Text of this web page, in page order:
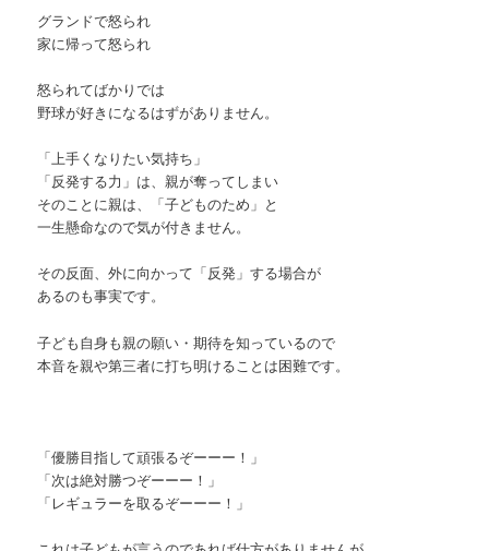
グランドで怒られ
家に帰って怒られ
怒られてばかりでは
野球が好きになるはずがありません。
「上手くなりたい気持ち」
「反発する力」は、親が奪ってしまい
そのことに親は、「子どものため」と
一生懸命なので気が付きません。
その反面、外に向かって「反発」する場合が
あるのも事実です。
子ども自身も親の願い・期待を知っているので
本音を親や第三者に打ち明けることは困難です。
「優勝目指して頑張るぞーーー！」
「次は絶対勝つぞーーー！」
「レギュラーを取るぞーーー！」